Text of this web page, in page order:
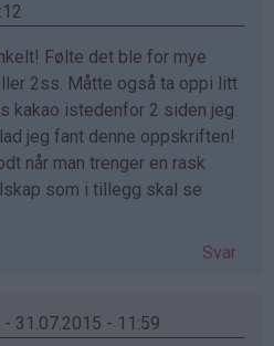
Følte det ble for mye
2ss. Måtte også ta oppi litt
kakao istedenfor 2 siden jeg
jeg fant denne oppskriften!
når man trenger en rask
som i tillegg skal se
Svar
31.07.2015 - 11:59